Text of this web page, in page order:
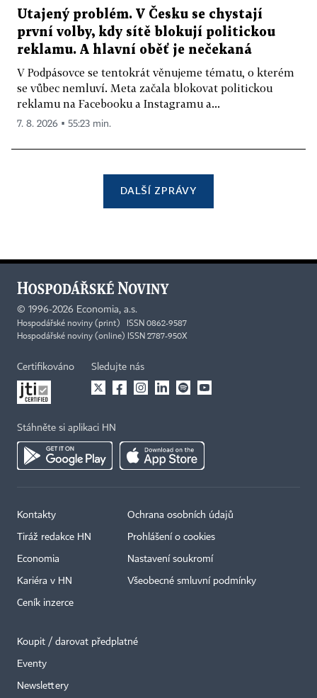
Utajený problém. V Česku se chystají
první volby, kdy sítě blokují politickou
reklamu. A hlavní oběť je nečekaná
V Podpásovce se tentokrát věnujeme tématu, o kterém
se vůbec nemluví. Meta začala blokovat politickou
reklamu na Facebooku a Instagramu a...
7. 8. 2026 ▪ 55:23 min.
DALŠÍ ZPRÁVY
© 1996-2026 Economia, a.s.
Hospodářské noviny (print) ISSN 0862-9587
Hospodářské noviny (online) ISSN 2787-950X
Certifikováno Sledujte nás
Stáhněte si aplikaci HN
Kontakty
Tiráž redakce HN
Economia
Kariéra v HN
Ceník inzerce
Ochrana osobních údajů
Prohlášení o cookies
Nastavení soukromí
Všeobecné smluvní podmínky
Koupit / darovat předplatné
Eventy
Newslettery